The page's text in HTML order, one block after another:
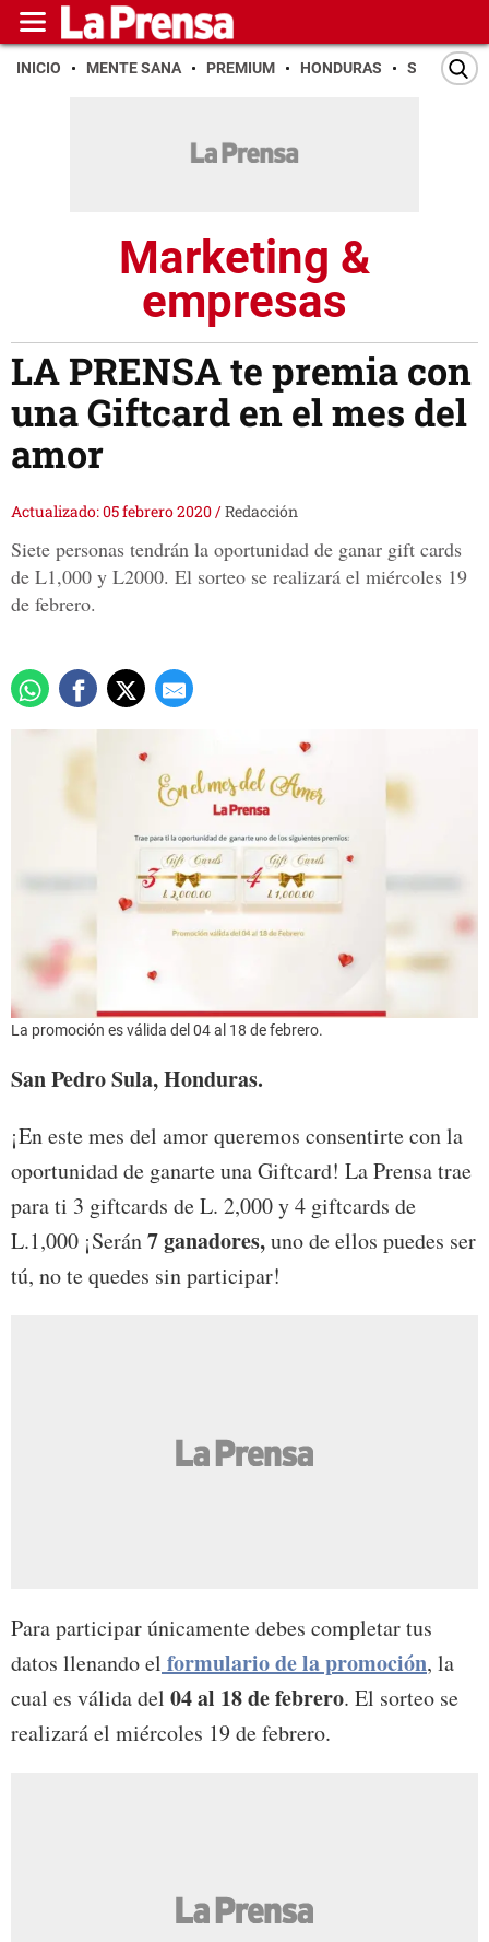
INICIO MENTE SANA PREMIUM HONDURAS SAN PEDRO
Marketing &
empresas
LA PRENSA te premia con
una Giftcard en el mes del
amor
Actualizado: 05 febrero 2020/Redacción
Siete personas tendrán la oportunidad de ganar gift cards
de L1,000 y L2000. El sorteo se realizará el miércoles 19
de febrero.
La promoción es válida del 04 al 18 de febrero.
San Pedro Sula, Honduras.
¡En este mes del amor queremos consentirte con la
oportunidad de ganarte una Giftcard! La Prensa trae
para ti 3 giftcards de L. 2,000 y 4 giftcards de
L.1,000 ¡Serán7 ganadores,uno de ellos puedes ser
tú, no te quedes sin participar!
Para participar únicamente debes completar tus
datos llenando el formulario de la promoción, la
cual es válida del 04 al 18 de febrero. El sorteo se
realizará el miércoles 19 de febrero.